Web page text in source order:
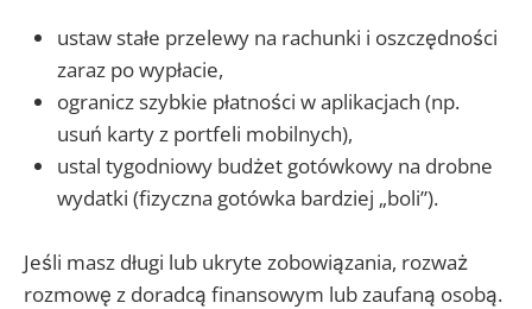
ustaw stałe przelewy na rachunki i oszczędności
zaraz po wypłacie,
ogranicz szybkie płatności w aplikacjach (np.
usuń karty z portfeli mobilnych),
ustal tygodniowy budżet gotówkowy na drobne
wydatki (fizyczna gotówka bardziej „boli”).
Jeśli masz długi lub ukryte zobowiązania, rozważ
rozmowę z doradcą finansowym lub zaufaną osobą.